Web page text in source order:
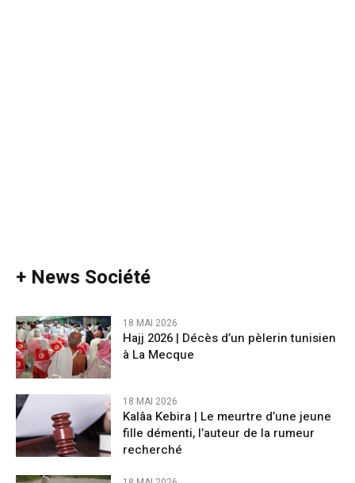
+ News Société
18 MAI 2026
Hajj 2026 | Décès d’un pèlerin tunisien
à La Mecque
18 MAI 2026
Kalâa Kebira | Le meurtre d’une jeune
fille démenti, l’auteur de la rumeur
recherché